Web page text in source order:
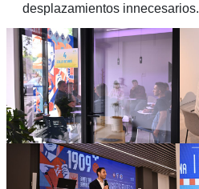
desplazamientos innecesarios.